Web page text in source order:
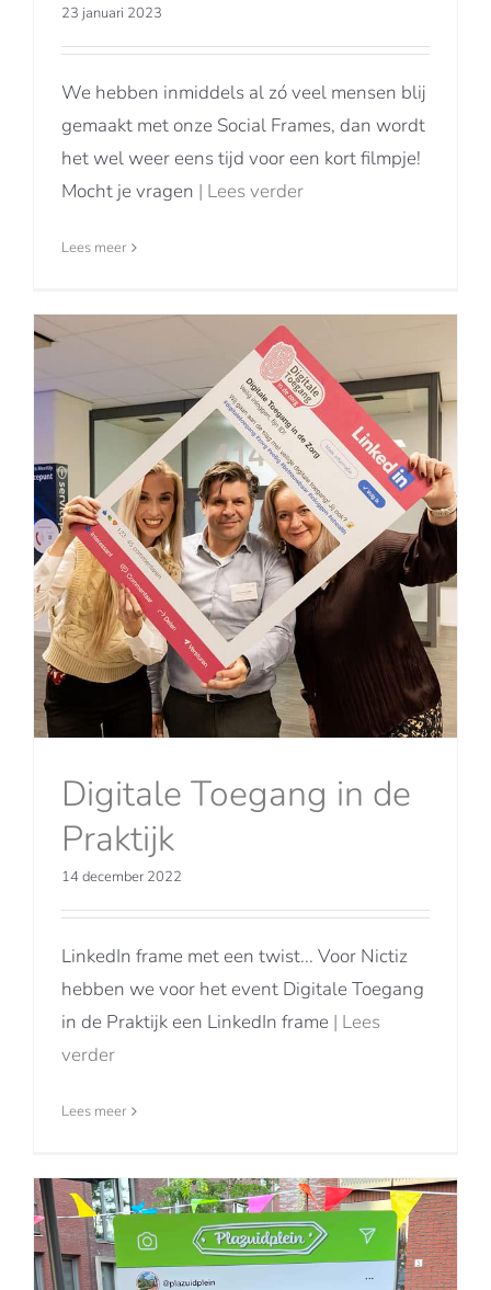
23 januari 2023
We hebben inmiddels al zó veel mensen blij
gemaakt met onze Social Frames, dan wordt
het wel weer eens tijd voor een kort filmpje!
Mocht je vragen | Lees verder
Lees meer
Digitale Toegang in de
Praktijk
14 december 2022
LinkedIn frame met een twist... Voor Nictiz
hebben we voor het event Digitale Toegang
in de Praktijk een LinkedIn frame | Lees
verder
Lees meer